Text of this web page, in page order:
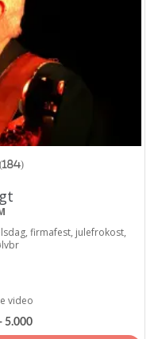
(184)
firmafest, julefrokost,
video
5.000